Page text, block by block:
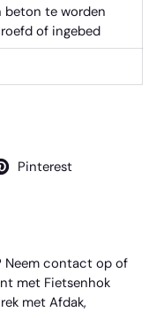
beton te worden
of ingebed
Pinterest
contact op of
met Fietsenhok
met Afdak,